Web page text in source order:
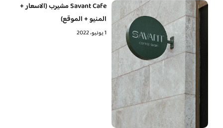
Savant Cafe مشيرب (الاسعار +
المنيو + الموقع)
1 يونيو، 2022